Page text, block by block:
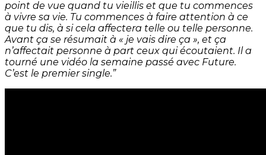
point de vue quand tu vieillis et que tu commences
à vivre sa vie. Tu commences à faire attention à ce
que tu dis, à si cela affectera telle ou telle personne.
Avant ça se résumait à « je vais dire ça », et ça
n’affectait personne à part ceux qui écoutaient. Il a
tourné une vidéo la semaine passé avec Future.
C’est le premier single.”